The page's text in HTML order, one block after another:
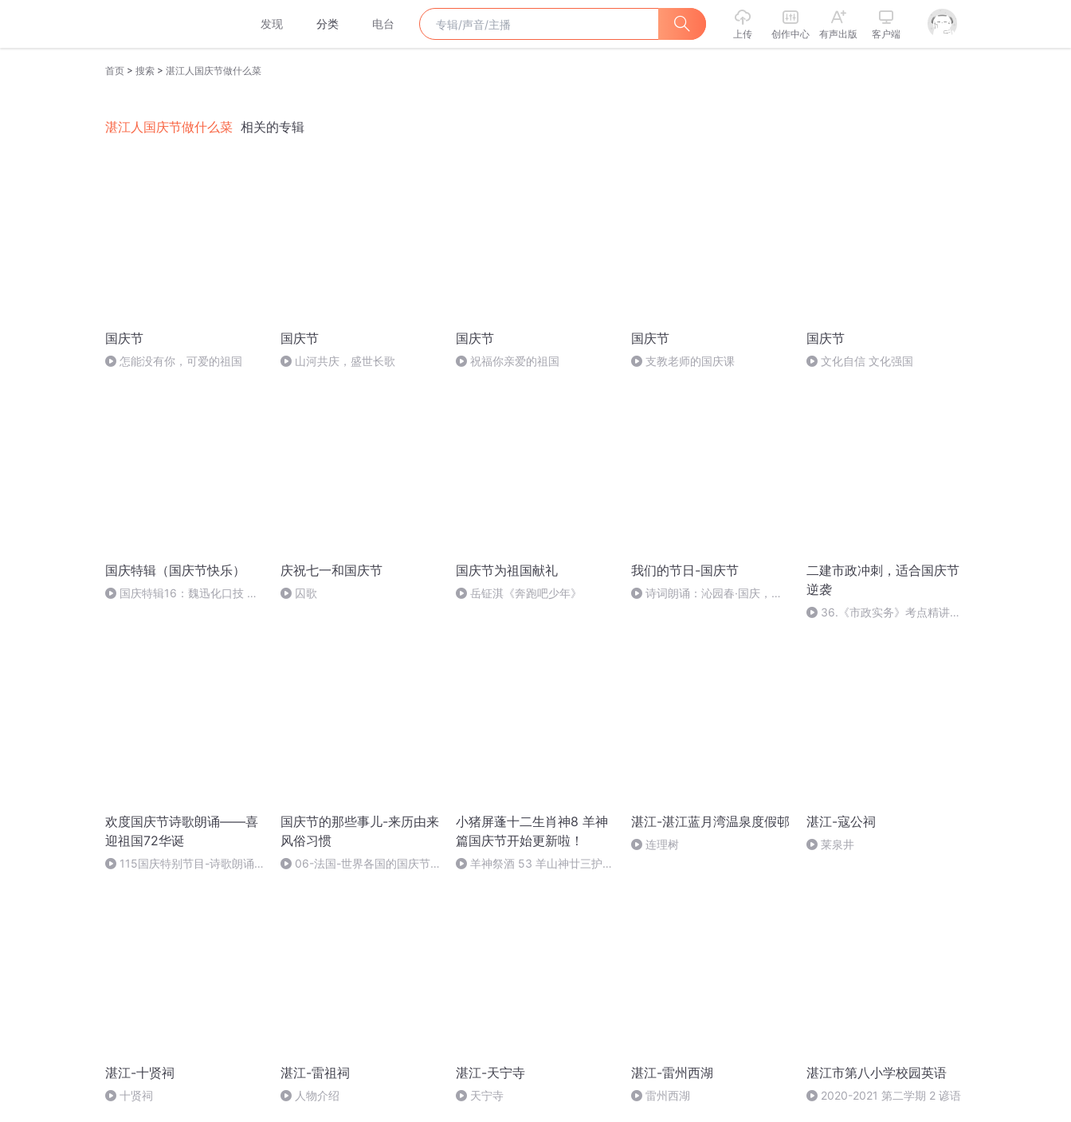
发现 分类 电台
上传 创作中心 有声出版 客户端
首页 > 搜索 > 湛江人国庆节做什么菜
湛江人国庆节做什么菜 相关的专辑
国庆节
怎能没有你，可爱的祖国
国庆节
山河共庆，盛世长歌
国庆节
祝福你亲爱的祖国
国庆节
支教老师的国庆课
国庆节
文化自信 文化强国
国庆特辑（国庆节快乐）
国庆特辑16：魏迅化口技 二
庆祝七一和国庆节
囚歌
国庆节为祖国献礼
岳钲淇《奔跑吧少年》
我们的节日-国庆节
诗词朗诵：沁园春·国庆，朗
二建市政冲刺，适合国庆节
逆袭
36.《市政实务》考点精讲第
欢度国庆节诗歌朗诵——喜
迎祖国72华诞
115国庆特别节目-诗歌朗诵-
国庆节的那些事儿-来历由来
风俗习惯
06-法国-世界各国的国庆节-
小猪屏蓬十二生肖神8 羊神
篇国庆节开始更新啦！
羊神祭酒 53 羊山神廿三护祭
湛江-湛江蓝月湾温泉度假邨
连理树
湛江-寇公祠
莱泉井
湛江-十贤祠
十贤祠
湛江-雷祖祠
人物介绍
湛江-天宁寺
天宁寺
湛江-雷州西湖
雷州西湖
湛江市第八小学校园英语
2020-2021 第二学期 2 谚语